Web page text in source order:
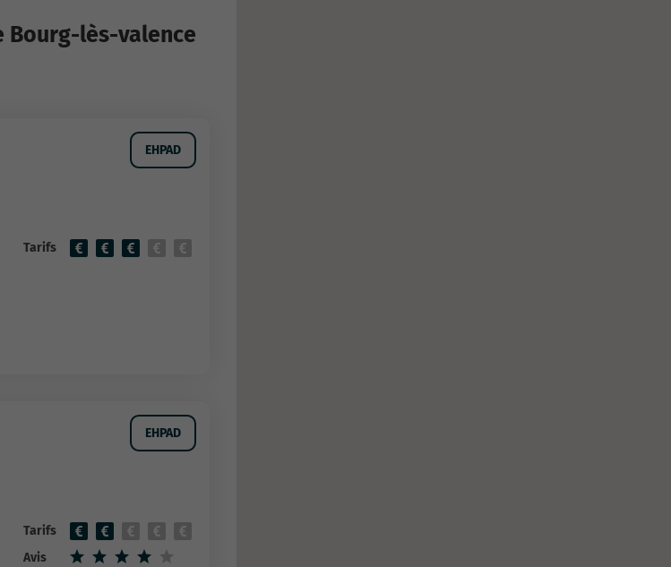
Bourg-lès-valence
EHPAD
Tarifs
EHPAD
Tarifs
Avis